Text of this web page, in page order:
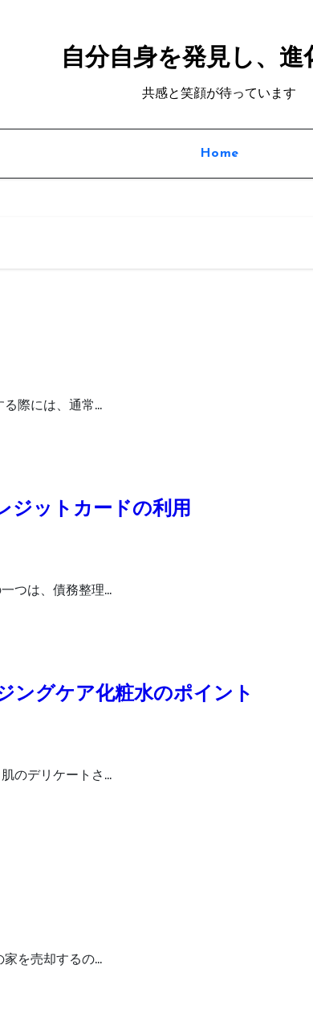
自分自身を発見し、進
共感と笑顔が待っています
Home
る際には、通常…
ジットカードの利用
一つは、債務整理…
ングケア化粧水のポイント
肌のデリケートさ…
家を売却するの…